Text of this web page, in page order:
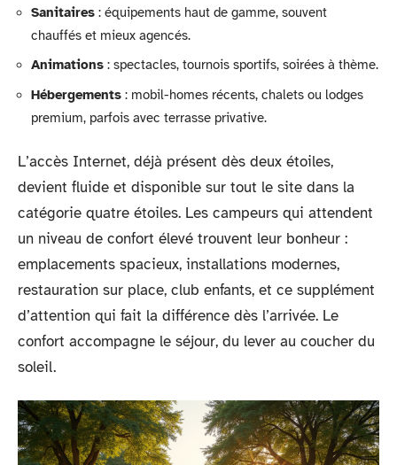
Sanitaires : équipements haut de gamme, souvent
chauffés et mieux agencés.
Animations : spectacles, tournois sportifs, soirées à thème.
Hébergements : mobil-homes récents, chalets ou lodges
premium, parfois avec terrasse privative.
L’accès Internet, déjà présent dès deux étoiles,
devient fluide et disponible sur tout le site dans la
catégorie quatre étoiles. Les campeurs qui attendent
un niveau de confort élevé trouvent leur bonheur :
emplacements spacieux, installations modernes,
restauration sur place, club enfants, et ce supplément
d’attention qui fait la différence dès l’arrivée. Le
confort accompagne le séjour, du lever au coucher du
soleil.